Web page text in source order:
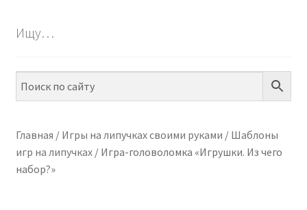
ПО НАВЫКАМ
МЕТОДИКИ
Ищу…
Главная / Игры на липучках своими руками / Шаблоны
игр на липучках/ Игра-головоломка «Игрушки. Из чего
набор?»